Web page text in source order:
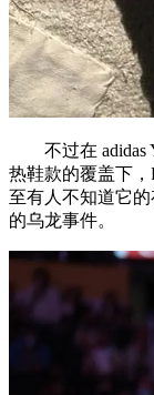
不过在 adidas
热鞋款的覆盖下，
至有人不知道它的
的乌龙事件。